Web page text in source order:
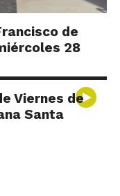
de
28
Viernes de
Santa